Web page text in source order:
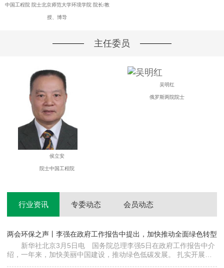
中国工程院 院士北京师范大学环境学院 院长/教
授、博导
主任委员
侯立安
院士中国工程院
吴明红
俄罗斯两院院士
行业资讯 专委动态 会员动态
两会环保之声丨李强在政府工作报告中提出，加快推动全面绿色转型
新华社北京3月5日电 国务院总理李强5日在政府工作报告中介
绍，一年来，加快美丽中国建设，推动绿色低碳发展。 扎实开展大